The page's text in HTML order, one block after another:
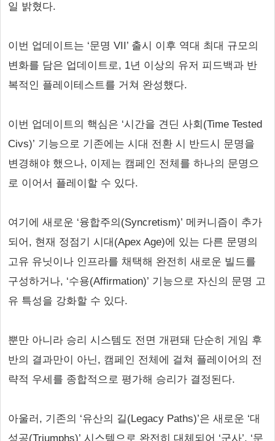
일 밝혔다.
이번 업데이트는 ‘문명 VII’ 출시 이후 역대 최대 규모의
변화를 담은 업데이트로, 1년 이상의 유저 피드백과 반
복적인 플레이테스트를 거쳐 완성했다.
이번 업데이트의 핵심은 ‘시간을 견딘 사회(Time Tested
Civs)’ 기능으로 기존에는 시대 전환 시 반드시 문명을
변경해야 했으나, 이제는 캠페인 전체를 하나의 문명으
로 이어서 플레이할 수 있다.
여기에 새로운 ‘융합주의(Syncretism)’ 메커니즘이 추가
되어, 현재 정점기 시대(Apex Age)에 있는 다른 문명의
고유 유닛이나 인프라를 채택해 완전히 새로운 빌드를
구성하거나, ‘수용(Affirmation)’ 기능으로 자신의 문명 고
유 특성을 강화할 수 있다.
뿐만 아니라 승리 시스템도 전면 개편돼 단순히 게임 후
반의 결과만이 아닌, 캠페인 전체에 걸쳐 플레이어의 전
략적 우세를 종합적으로 평가해 승리가 결정된다.
아울러, 기존의 ‘유산의 길(Legacy Paths)’은 새로운 ‘대
성공(Triumphs)’ 시스템으로 완전히 대체되어 ‘군사’, ‘문